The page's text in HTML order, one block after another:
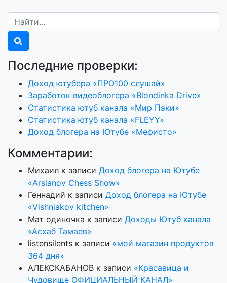
Последние проверки:
Доход ютубера «ПРО100 слушай»
Заработок видеоблогера «Blondinka Drive»
Статистика ютуб канала «Мир Пэки»
Статистика ютуб канала «FLEYY»
Доход блогера на Ютубе «Мефисто»
Комментарии:
Михаил к записи Доход блогера на Ютубе
«Arslanov Chess Show»
Геннадий к записи Доход блогера на Ютубе
«Vishniakov kitchen»
Мат одиночка к записи Доходы Ютуб канала
«Асхаб Тамаев»
listensilents к записи «мой магазин продуктов
364 дня»
АЛЕКСКАБАНОВ к записи «Красавица и
Чудовище ОФИЦИАЛЬНЫЙ КАНАЛ»